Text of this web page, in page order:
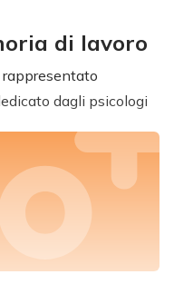
di lavoro
dagli psicologi